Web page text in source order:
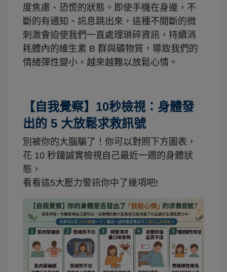
度焦慮、恐慌的狀態。即使手機在身邊，不
斷的有通知、訊息跳出來，這種不間斷的微
刺激會迫使我們一直處理瑣碎資訊，持續消
耗體內的維生素 B 群與礦物質，導致我們的
情緒彈性變小，越來越難以放鬆心情。
【自我覺察】10秒檢視：身體發
出的 5 大放鬆求救訊號
別被你的大腦騙了！你可以對照下方圖表，
花 10 秒鐘誠實檢視自己最近一週的身體狀
態，
看看這5大壓力警訊你中了幾項吧!